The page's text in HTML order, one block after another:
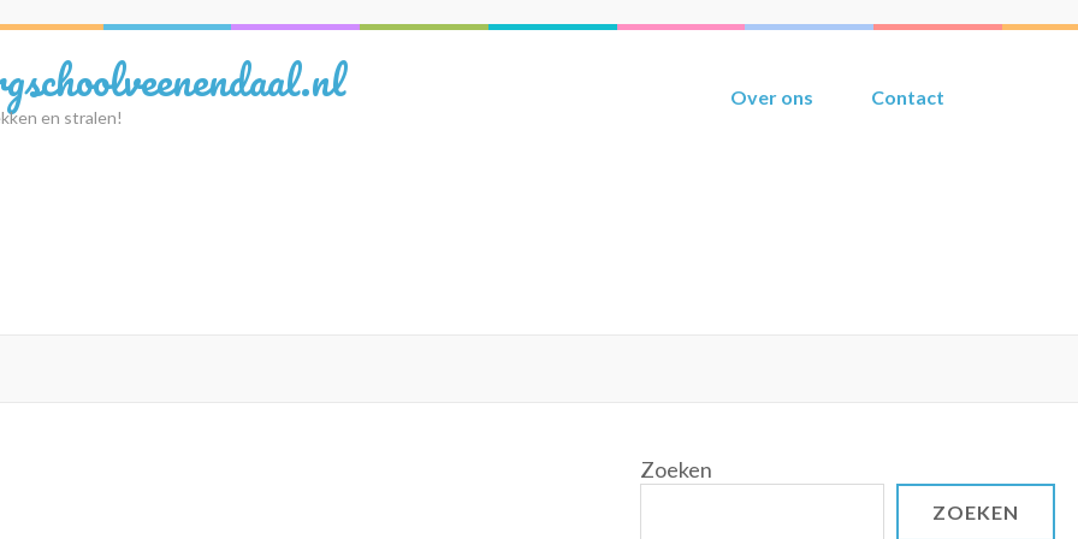
en stralen!
Over ons Contact
Zoeken
ZOEKEN